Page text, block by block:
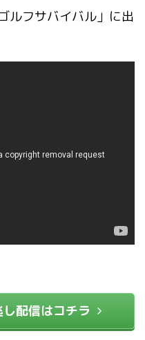
ルフサバイバル」に出
配信はコチラ